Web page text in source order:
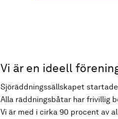
Vi är en ideell
Sjöräddningssällskapet
Alla räddningsbåtar har frivillig
Vi är med i cirka 90 procent av